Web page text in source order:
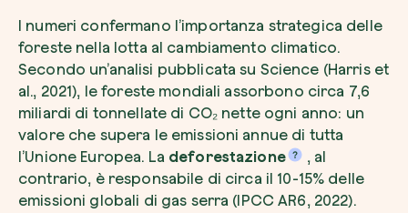
I numeri confermano l’importanza strategica delle
foreste nella lotta al cambiamento climatico.
Secondo un’analisi pubblicata su Science (Harris et
al., 2021), le foreste mondiali assorbono circa 7,6
miliardi di tonnellate di CO₂ nette ogni anno: un
valore che supera le emissioni annue di tutta
l’Unione Europea. La deforestazione
, al
contrario, è responsabile di circa il 10-15% delle
emissioni globali di gas serra (IPCC AR6, 2022).